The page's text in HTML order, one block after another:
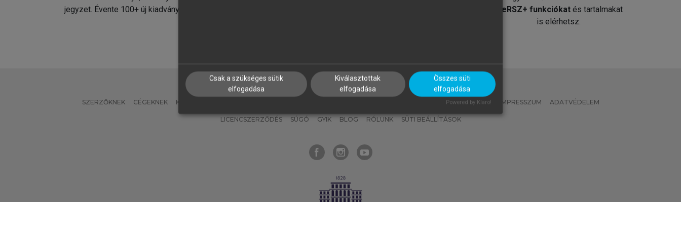
jegyzet. Évente 100+ új kiadvány.
MeRSZ+ funkciókat és tartalmakat
is elérhetsz.
SZERZŐKNEK CÉGEKNEK KÖNYVTÁROSOKNAK MI – ÁLTALÁNOS IRÁNYELVEK IMPRESSZUM ADATVÉDELEM
LICENCSZERZŐDÉS SÚGÓ GYIK BLOG RÓLUNK SÜTI BEÁLLÍTÁSOK
Csak a szükséges sütik
elfogadása
Kiválasztottak
elfogadása
Összes süti
elfogadása
Powered by Klaro!